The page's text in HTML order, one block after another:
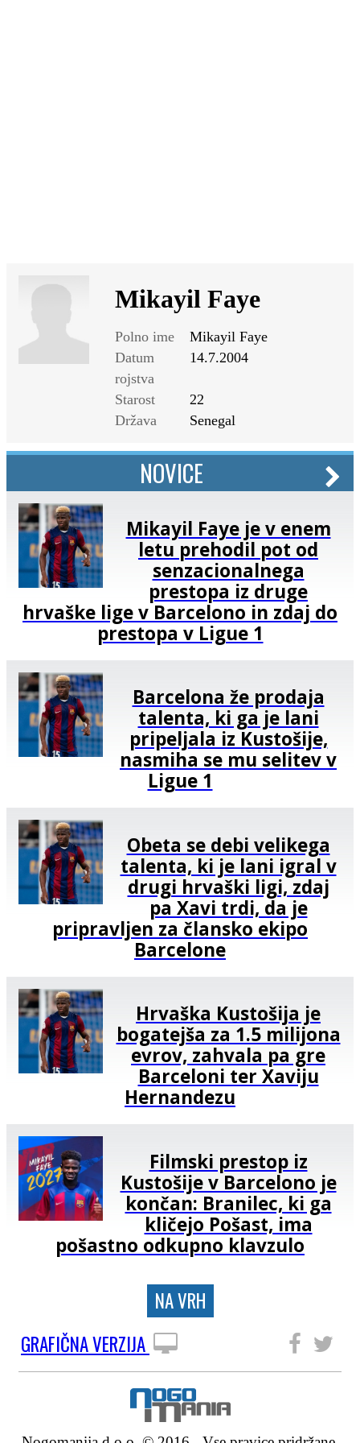
Mikayil Faye
Polno ime
Mikayil Faye
Datum
rojstva
14.7.2004
Starost
22
Država
Senegal
NOVICE
Mikayil Faye je v enem
letu prehodil pot od
senzacionalnega
prestopa iz druge
hrvaške lige v Barcelono in zdaj do
prestopa v Ligue 1
Barcelona že prodaja
talenta, ki ga je lani
pripeljala iz Kustošije,
nasmiha se mu selitev v
Ligue 1
Obeta se debi velikega
talenta, ki je lani igral v
drugi hrvaški ligi, zdaj
pa Xavi trdi, da je
pripravljen za člansko ekipo
Barcelone
Hrvaška Kustošija je
bogatejša za 1.5 milijona
evrov, zahvala pa gre
Barceloni ter Xaviju
Hernandezu
Filmski prestop iz
Kustošije v Barcelono je
končan: Branilec, ki ga
kličejo Pošast, ima
pošastno odkupno klavzulo
NA VRH
GRAFIČNA VERZIJA